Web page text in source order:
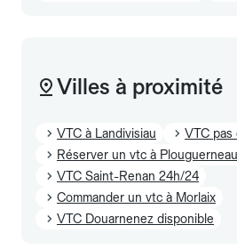
Villes à proximité
VTC à Landivisiau
VTC
Réserver un vtc à Plouguerneau
VTC Saint-Renan 24h/24
Commander un vtc à Morlaix
VTC Douarnenez disponible